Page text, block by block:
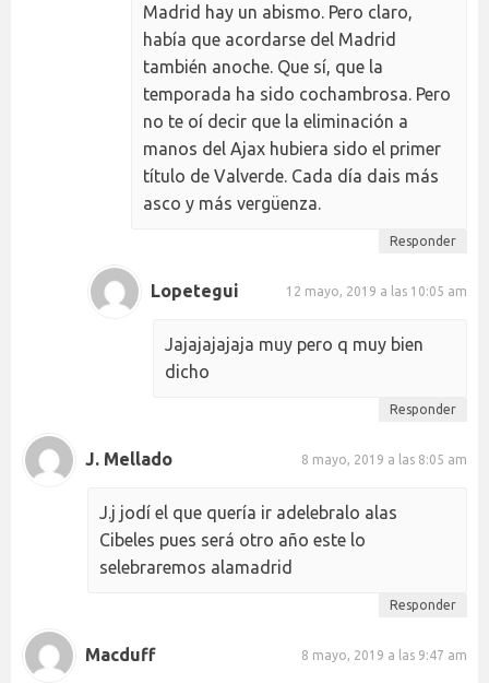
Madrid hay un abismo. Pero claro,
había que acordarse del Madrid
también anoche. Que sí, que la
temporada ha sido cochambrosa. Pero
no te oí decir que la eliminación a
manos del Ajax hubiera sido el primer
título de Valverde. Cada día dais más
asco y más vergüenza.
Responder
Lopetegui 12 mayo, 2019 a las 10:05 am
Jajajajajaja muy pero q muy bien
dicho
Responder
J. Mellado 8 mayo, 2019 a las 8:05 am
J.j jodí el que quería ir adelebralo alas
Cibeles pues será otro año este lo
selebraremos alamadrid
Responder
Macduff 8 mayo, 2019 a las 9:47 am